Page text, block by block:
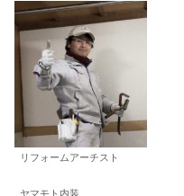
リフォームアーチスト
ヤマモト内装